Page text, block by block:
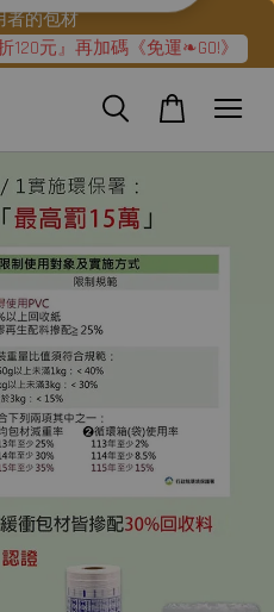
者的包材
元』再加碼《免運❧GO!》